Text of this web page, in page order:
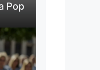
Pop